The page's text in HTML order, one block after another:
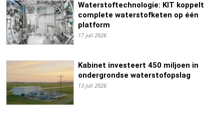
Waterstoftechnologie: KIT koppelt
complete waterstofketen op één
platform
17 juli 2026
Kabinet investeert 450 miljoen in
ondergrondse waterstofopslag
13 juli 2026